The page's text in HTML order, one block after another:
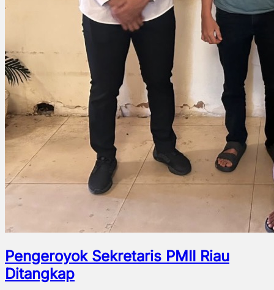
Pengeroyok Sekretaris PMII Riau
Ditangkap